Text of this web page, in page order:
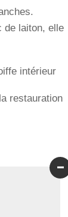
de laiton, elle
intérieur
restauration
-